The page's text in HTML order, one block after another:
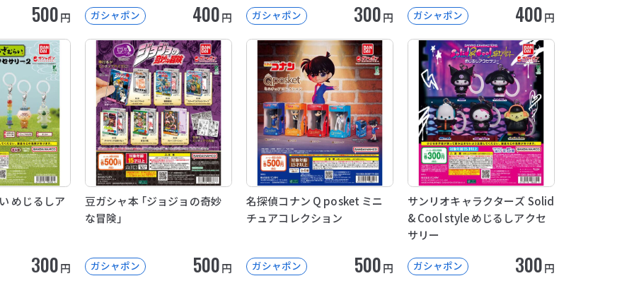
500円 ガシャポン 400円 ガシャポン 300円 ガシャポン 400円
めじるしア
300円
豆ガシャ本 「ジョジョの奇妙
な冒険」
ガシャポン 500円
名探偵コナン Q posket ミニ
チュアコレクション
ガシャポン 500円
サンリオキャラクターズ Solid
& Cool style めじるしアクセ
サリー
ガシャポン 300円